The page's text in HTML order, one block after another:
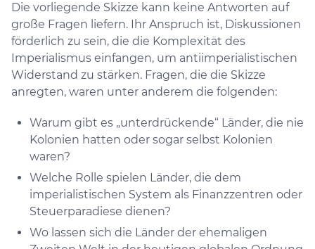
Die vorliegende Skizze kann keine Antworten auf
große Fragen liefern. Ihr Anspruch ist, Diskussionen
förderlich zu sein, die die Komplexität des
Imperialismus einfangen, um antiimperialistischen
Widerstand zu stärken. Fragen, die die Skizze
anregten, waren unter anderem die folgenden:
Warum gibt es „unterdrückende“ Länder, die nie
Kolonien hatten oder sogar selbst Kolonien
waren?
Welche Rolle spielen Länder, die dem
imperialistischen System als Finanzzentren oder
Steuerparadiese dienen?
Wo lassen sich die Länder der ehemaligen